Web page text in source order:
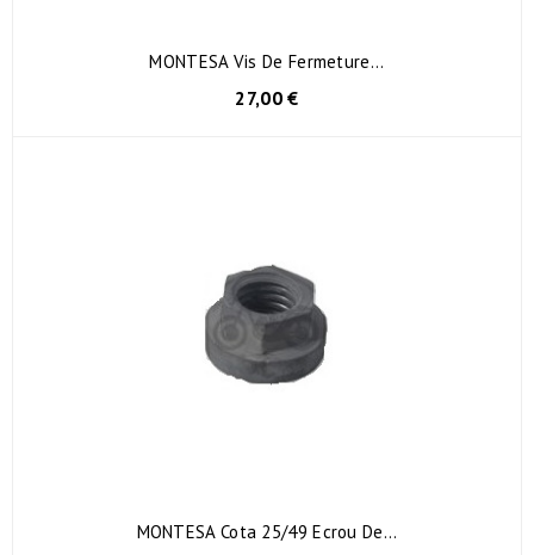
MONTESA Vis De Fermeture...
27,00 €
MONTESA Cota 25/49 Ecrou De...